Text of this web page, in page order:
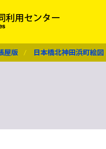
屋版 日本橋北神田浜町絵図